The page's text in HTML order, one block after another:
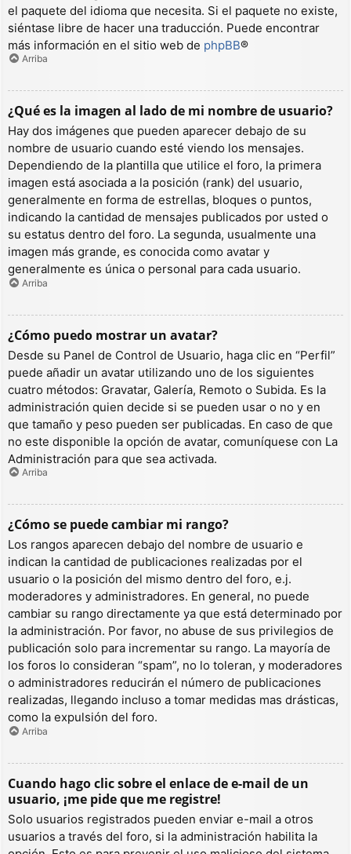
el paquete del idioma que necesita. Si el paquete no existe,
siéntase libre de hacer una traducción. Puede encontrar
más información en el sitio web de phpBB®
Arriba
¿Qué es la imagen al lado de mi nombre de usuario?
Hay dos imágenes que pueden aparecer debajo de su
nombre de usuario cuando esté viendo los mensajes.
Dependiendo de la plantilla que utilice el foro, la primera
imagen está asociada a la posición (rank) del usuario,
generalmente en forma de estrellas, bloques o puntos,
indicando la cantidad de mensajes publicados por usted o
su estatus dentro del foro. La segunda, usualmente una
imagen más grande, es conocida como avatar y
generalmente es única o personal para cada usuario.
Arriba
¿Cómo puedo mostrar un avatar?
Desde su Panel de Control de Usuario, haga clic en “Perfil”
puede añadir un avatar utilizando uno de los siguientes
cuatro métodos: Gravatar, Galería, Remoto o Subida. Es la
administración quien decide si se pueden usar o no y en
que tamaño y peso pueden ser publicadas. En caso de que
no este disponible la opción de avatar, comuníquese con La
Administración para que sea activada.
Arriba
¿Cómo se puede cambiar mi rango?
Los rangos aparecen debajo del nombre de usuario e
indican la cantidad de publicaciones realizadas por el
usuario o la posición del mismo dentro del foro, e.j.
moderadores y administradores. En general, no puede
cambiar su rango directamente ya que está determinado por
la administración. Por favor, no abuse de sus privilegios de
publicación solo para incrementar su rango. La mayoría de
los foros lo consideran “spam”, no lo toleran, y moderadores
o administradores reducirán el número de publicaciones
realizadas, llegando incluso a tomar medidas mas drásticas,
como la expulsión del foro.
Arriba
Cuando hago clic sobre el enlace de e-mail de un
usuario, ¡me pide que me registre!
Solo usuarios registrados pueden enviar e-mail a otros
usuarios a través del foro, si la administración habilita la